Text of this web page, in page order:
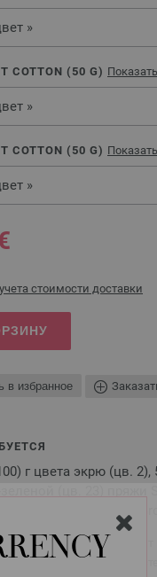
»
COTTON ( 50 G)
»
COTTON ( 50 G)
»
стоимости доставки
в избранное
г цвета экрю (цв.
зеленой (цв. 23)
м/50 г) фирмы Lana
и аксессуары не
вы получите